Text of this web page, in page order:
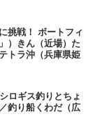
挑戦！ ボートフィ
）きん（近場）た
トラ沖（兵庫県姫
ロギス釣りとちょ
釣り船くわだ（広